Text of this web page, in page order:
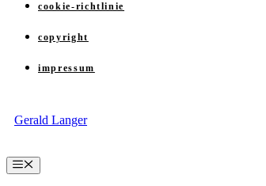
cookie-richtlinie
copyright
impressum
Gerald Langer
Menü